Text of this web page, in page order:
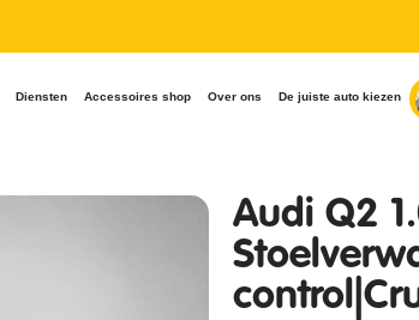
Diensten Accessoires shop Over ons De juiste auto kiezen
Audi Q2